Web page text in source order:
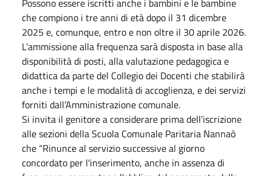
che compiono i tre anni di età dopo il 31 dicembre
2025 e, comunque, entro e non oltre il 30 aprile 2026.
L’ammissione alla frequenza sarà disposta in base alla
disponibilità di posti, alla valutazione pedagogica e
didattica da parte del Collegio dei Docenti che stabilirà
anche i tempi e le modalità di accoglienza, e dei servizi
forniti dall’Amministrazione comunale.
Si invita il genitore a considerare prima dell’iscrizione
alle sezioni della Scuola Comunale Paritaria Nannaò
che “Rinunce al servizio successive al giorno
concordato per l'inserimento, anche in assenza di